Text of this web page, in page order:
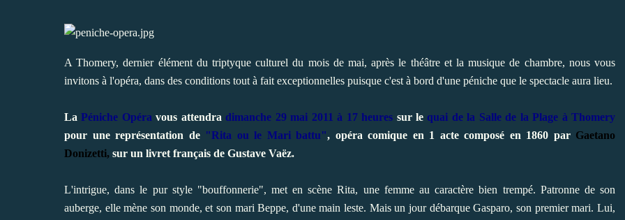
A Thomery, dernier élément du triptyque culturel du mois de mai, après le théâtre et la musique de chambre, nous vous
invitons à l'opéra, dans des conditions tout à fait exceptionnelles puisque c'est à bord d'une péniche que le spectacle aura lieu.
LaPéniche Opéra vous attendra dimanche 29 mai 2011 à 17 heures sur le quai de la Salle de la Plage à Thomery
pour une représentation de "Rita ou le Mari battu", opéra comique en 1 acte composé en 1860 par Gaetano
Donizetti, sur un livret français de Gustave Vaëz.
L'intrigue, dans le pur style "bouffonnerie", met en scène Rita, une femme au caractère bien trempé. Patronne de son
auberge, elle mène son monde, et son mari Beppe, d'une main leste. Mais un jour débarque Gasparo, son premier mari. Lui,